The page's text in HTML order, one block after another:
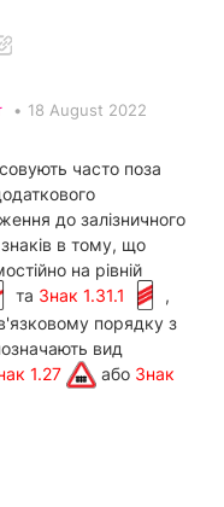
• 18 August 2022
часто поза
до залізничного
знаків в тому, що
на рівній
та Знак 1.31.1
,
порядку з
вид
1.27 або Знак